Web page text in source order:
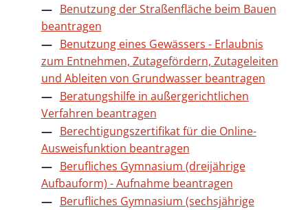
Benutzung der Straßenfläche beim Bauen
beantragen
Benutzung eines Gewässers - Erlaubnis
zum Entnehmen, Zutagefördern, Zutageleiten
und Ableiten von Grundwasser beantragen
Beratungshilfe in außergerichtlichen
Verfahren beantragen
Berechtigungszertifikat für die Online-
Ausweisfunktion beantragen
Berufliches Gymnasium (dreijährige
Aufbauform) - Aufnahme beantragen
Berufliches Gymnasium (sechsjährige